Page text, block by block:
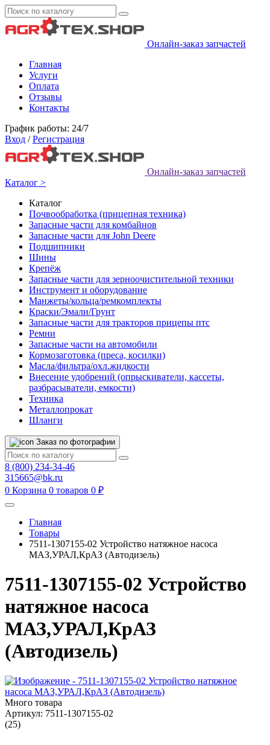
Онлайн-заказ запчастей
Главная
Услуги
Оплата
Отзывы
Контакты
График работы: 24/7
Вход / Регистрация
Онлайн-заказ запчастей
Каталог >
Каталог
Почвообработка (прицепная техника)
Запасные части для комбайнов
Запасные части для John Deere
Подшипники
Шины
Крепёж
Запасные части для зерноочистительной техники
Инструмент и оборудование
Манжеты/кольца/ремкомплекты
Краски/Эмали/Грунт
Запасные части для тракторов прицепы птс
Ремни
Запасные части на автомобили
Кормозаготовка (преса, косилки)
Масла/фильтра/охл.жидкости
Внесение удобрений (опрыскиватели, кассеты,
разбрасыватели, емкости)
Техника
Металлопрокат
Шланги
Заказ по фотографии
8 (800) 234-34-46
315665@bk.ru
0 Корзина 0 товаров 0 ₽
Главная
Товары
7511-1307155-02 Устройство натяжное насоса
МАЗ,УРАЛ,КрАЗ (Автодизель)
7511-1307155-02 Устройство
натяжное насоса
МАЗ,УРАЛ,КрАЗ
(Автодизель)
Много товара
Артикул: 7511-1307155-02
(25)